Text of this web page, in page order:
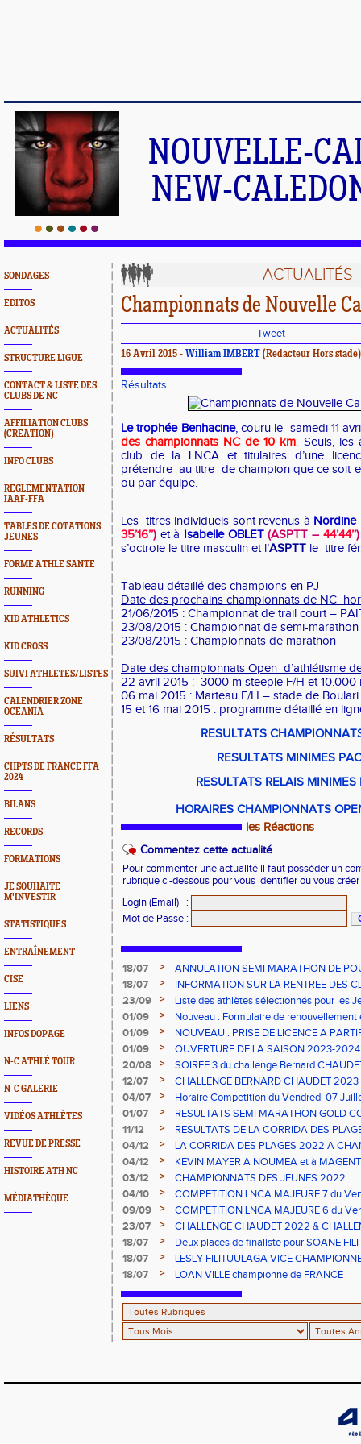
NOUVELLE-
NEW-
SONDAGES
EDITOS
ACTUALITÉS
STRUCTURE LIGUE
CONTACT & LISTE DES
CLUBS DE NC
AFFILIATION CLUBS
(CREATION)
INFO CLUBS
REGLEMENTATION
IAAF-FFA
TABLES DE COTATIONS
JEUNES
FORME ATHLE SANTE
RUNNING
KID ATHLETICS
KID CROSS
SUIVI ATHLETES/LISTES
CALENDRIER ZONE
OCEANIA
RÉSULTATS
CHPTS DE FRANCE FFA
2024
BILANS
RECORDS
FORMATIONS
JE SOUHAITE
M'INVESTIR
STATISTIQUES
ENTRAÎNEMENT
CISE
LIENS
INFOS DOPAGE
N-C ATHLÉ TOUR
N-C GALERIE
VIDÉOS ATHLÈTES
REVUE DE PRESSE
HISTOIRE ATH NC
MÉDIATHÈQUE
ACTUALITÉS
Championnats de Nouvelle
Tweet
16 Avril 2015 - William IMBERT (Redacteur Hors stade)
Résultats
Le trophée Benhacine, couru le samedi 11
des championnats NC de 10 km. Seuls, les
club de la LNCA et titulaires d’une
prétendre au titre de champion que ce soit
ou par équipe.
Les titres individuels sont revenus à Nordine
35’16’’) et à Isabelle OBLET(ASPTT – 44’44’’)
s’octroie le titre masculin et l’ASPTT le titre
Tableau détaillé des champions en PJ
Date des prochains championnats de NC
21/06/2015 : Championnat de trail court –
23/08/2015 : Championnat de semi-
23/08/2015 : Championnats de marathon
Date des championnats Open d’athlétisme
22 avril 2015 : 3000 m steeple F/H et 10.000
06 mai 2015 : Marteau F/H – stade de Boulari
15 et 16 mai 2015 : programme détaillé en
RESULTATS
RESULTATS MINIMES
RESULTATS RELAIS MINIMES
HORAIRES CHAMPIONNATS
les Réactions
Commentez cette actualité
Pour commenter une actualité il faut posséder un
rubrique ci-dessous pour vous identifier ou vous
Login (Email)
:
Mot de Passe :
18/07 >
ANNULATION SEMI MARATHON DE
18/07
>
INFORMATION SUR LA RENTREE DES
23/09
>
Liste des athlètes sélectionnés pour les
2023
01/09 >
Nouveau : Formulaire de renouvellement
01/09
>
NOUVEAU : PRISE DE LICENCE A
2023
01/09 >
OUVERTURE DE LA SAISON 2023-
20/08
>
SOIREE 3 du challenge Bernard
12/07
>
CHALLENGE BERNARD CHAUDET 2023
04/07
>
Horaire Competition du Vendredi 07
01/07
>
RESULTATS SEMI MARATHON GOLD
11/12
>
RESULTATS DE LA CORRIDA DES
04/12
>
LA CORRIDA DES PLAGES 2022 A
04/12
>
KEVIN MAYER A NOUMEA et à
03/12
>
CHAMPIONNATS DES JEUNES 2022
04/10
>
COMPETITION LNCA MAJEURE 7 du
09/09
>
COMPETITION LNCA MAJEURE 6 du
2022
23/07 >
CHALLENGE CHAUDET 2022 &
18/07
>
Deux places de finaliste pour SOANE
championnats de France CADETS de
18/07 >
LESLY FILITUULAGA VICE
NC au DISQUE JUNIORS
18/07 > LOAN VILLE championne de FRANCE